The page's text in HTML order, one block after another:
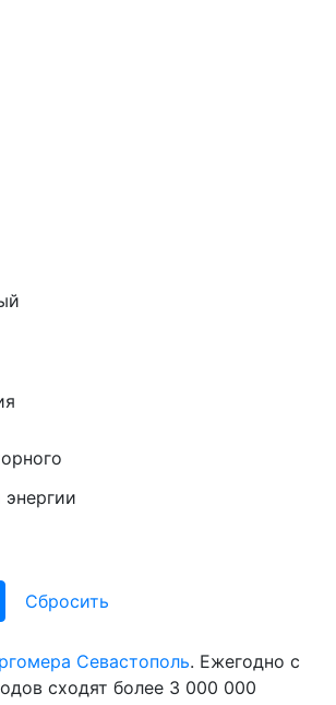
Севастополь. Ежегодно с
сходят более 3 000 000